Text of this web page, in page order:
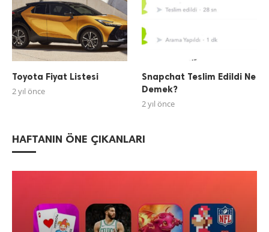
Toyota Fiyat Listesi
2 yıl önce
Snapchat Teslim Edildi Ne
Demek?
2 yıl önce
HAFTANIN ÖNE ÇIKANLARI